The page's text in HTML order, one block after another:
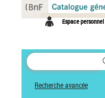
Espace personnel
Recherche avancée
Panneau de gestion des cookies